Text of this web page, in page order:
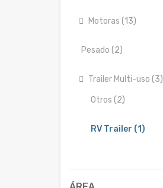
Motoras (13)
Pesado (2)
Trailer Multi-uso (3)
Otros (2)
RV Trailer (1)